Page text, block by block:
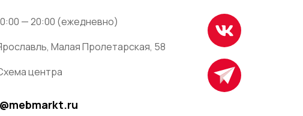
— 20:00 (ежедневно)
Малая Пролетарская, 58
центра